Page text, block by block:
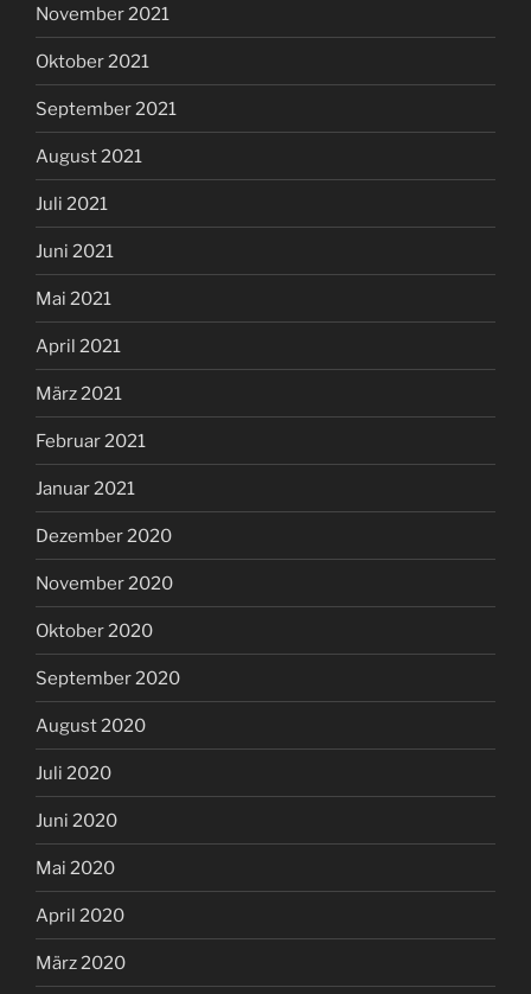
November 2021
Oktober 2021
September 2021
August 2021
Juli 2021
Juni 2021
Mai 2021
April 2021
März 2021
Februar 2021
Januar 2021
Dezember 2020
November 2020
Oktober 2020
September 2020
August 2020
Juli 2020
Juni 2020
Mai 2020
April 2020
März 2020